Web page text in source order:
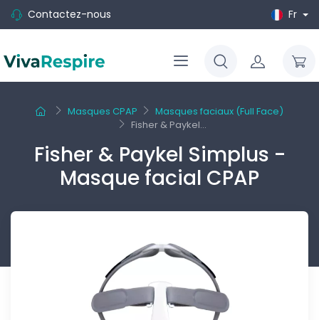
Contactez-nous Fr
Masques CPAP
Masques faciaux (Full Face)
Fisher & Paykel...
Fisher & Paykel Simplus -
Masque facial CPAP